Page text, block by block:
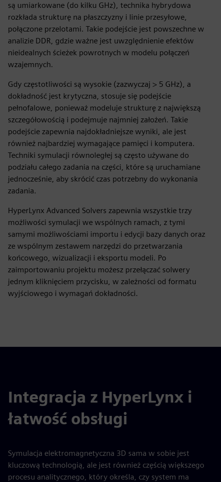
są umiarkowane (do kilku GHz), technika hybrydowa
rozkłada strukturę na płaszczyzny i linie przesyłowe,
połączone przelotami. Takie podejście jest powszechne w
analizie DDR, gdzie ważne jest uwzględnienie efektów
nieidealnych ścieżek powrotnych w modelu połączeń
wzajemnych.
Gdy częstotliwości są wysokie (zazwyczaj > 5 GHz), a
dokładność jest krytyczna, stosuje się podejście
pełnofalowe, ponieważ modeluje strukturę z największą
szczegółowością i podejmuje najmniej założeń. Takie
podejście zapewnia najdokładniejsze wyniki, ale jest
również najbardziej wymagające pamięci i komputera.
Techniki symulacji równoległej są często używane do
podziału całego zadania na części, które są uruchamiane
jednocześnie, aby skrócić czas potrzebny do wykonania
zadania.
HyperLynx Advanced Solvers zapewnia wszystkie trzy
możliwości symulacji we wspólnych ramach, z tymi
samymi możliwościami importu i edycji bazy danych oraz
ze wspólnym zestawem narzędzi do przetwarzania
końcowego, wizualizacji i eksportu modeli. Po
zaimportowaniu projektu możesz przełączać solwery
jednym kliknięciem przycisku, w zależności od formatu
wyjściowego i wymagań dokładności.
Integracja z HyperLynx i
łatwość obsługi
Symulacja elektromagnetyczna 3D sama w sobie jest
kluczową technologią, ale jest również częścią większego
procesu analitycznego, który określa, czy system ma